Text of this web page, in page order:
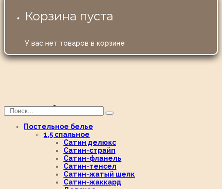
Корзина пуста
У вас нет товаров в корзине
Постельное белье
1,5 спальное
Сатин делюкс
Сатин-страйп
Сатин-фланель
Сатин-тенсел
Сатин-жатый шелк
Сатин-жаккард